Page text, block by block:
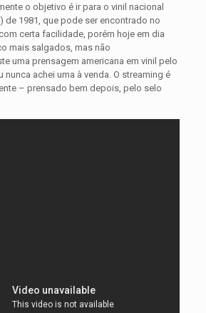
o objetivo é ir para o vinil nacional
de 1981, que pode ser encontrado no
certa facilidade, porém hoje em dia
mais salgados, mas não
uma prensagem americana em vinil pelo
nunca achei uma à venda. O streaming é
– prensado bem depois, pelo selo